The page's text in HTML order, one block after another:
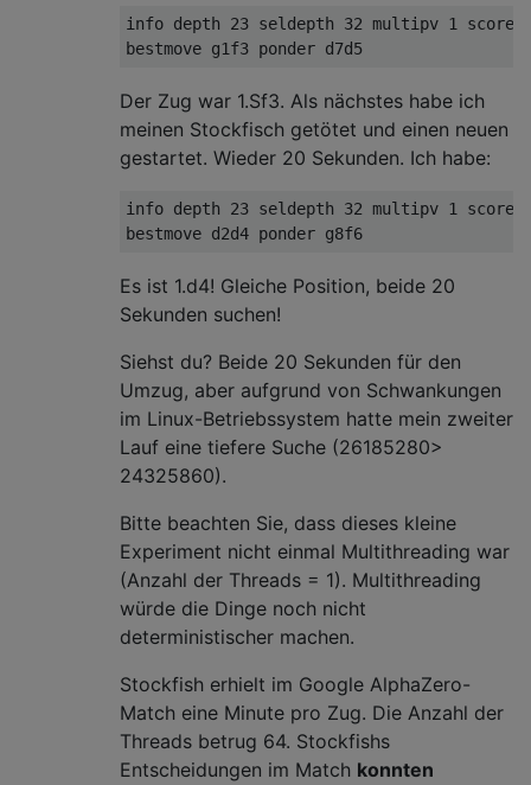
info depth 23 seldepth 32 multipv 1 score
Der Zug war 1.Sf3. Als nächstes habe ich
meinen Stockfisch getötet und einen neuen
gestartet. Wieder 20 Sekunden. Ich habe:
info depth 23 seldepth 32 multipv 1 score
Es ist 1.d4! Gleiche Position, beide 20
Sekunden suchen!
Siehst du? Beide 20 Sekunden für den
Umzug, aber aufgrund von Schwankungen
im Linux-Betriebssystem hatte mein zweiter
Lauf eine tiefere Suche (26185280>
24325860).
Bitte beachten Sie, dass dieses kleine
Experiment nicht einmal Multithreading war
(Anzahl der Threads = 1). Multithreading
würde die Dinge noch nicht
deterministischer machen.
Stockfish erhielt im Google AlphaZero-
Match eine Minute pro Zug. Die Anzahl der
Threads betrug 64. Stockfishs
Entscheidungen im Match konnten